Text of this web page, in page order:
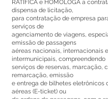
RATIFICA e HOMOLOGA a
dispensa de licitação,
para contratação de empresa
serviços de
agenciamento de viagens,
emissão de passagens
aéreas nacionais, internacionais e
intermunicipais, compreendendo
serviços de reservas, marcação,
remarcação, emissão
e entrega de bilhetes eletrônicos
aéreas (E-ticket) ou